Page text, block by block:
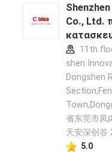
Co., Ltd.
11th
shen
Dongshen
省东莞市凤
天安深创谷
5.0